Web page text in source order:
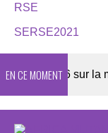
RSE
SERSE2021
EN CE MOMENT
2026 sur la